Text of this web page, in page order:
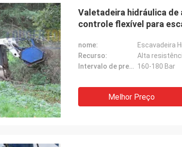
Valetadeira hidráulica
controle flexível para
nome:
Escavadeira
Recurso:
Alta
Intervalo de pressão do óleo: 160-180 Bar
Melhor Preço